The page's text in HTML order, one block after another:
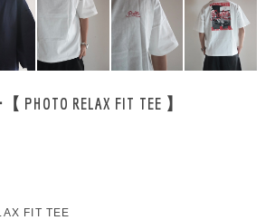
PHOTO RELAX FIT TEE 】
FIT TEE